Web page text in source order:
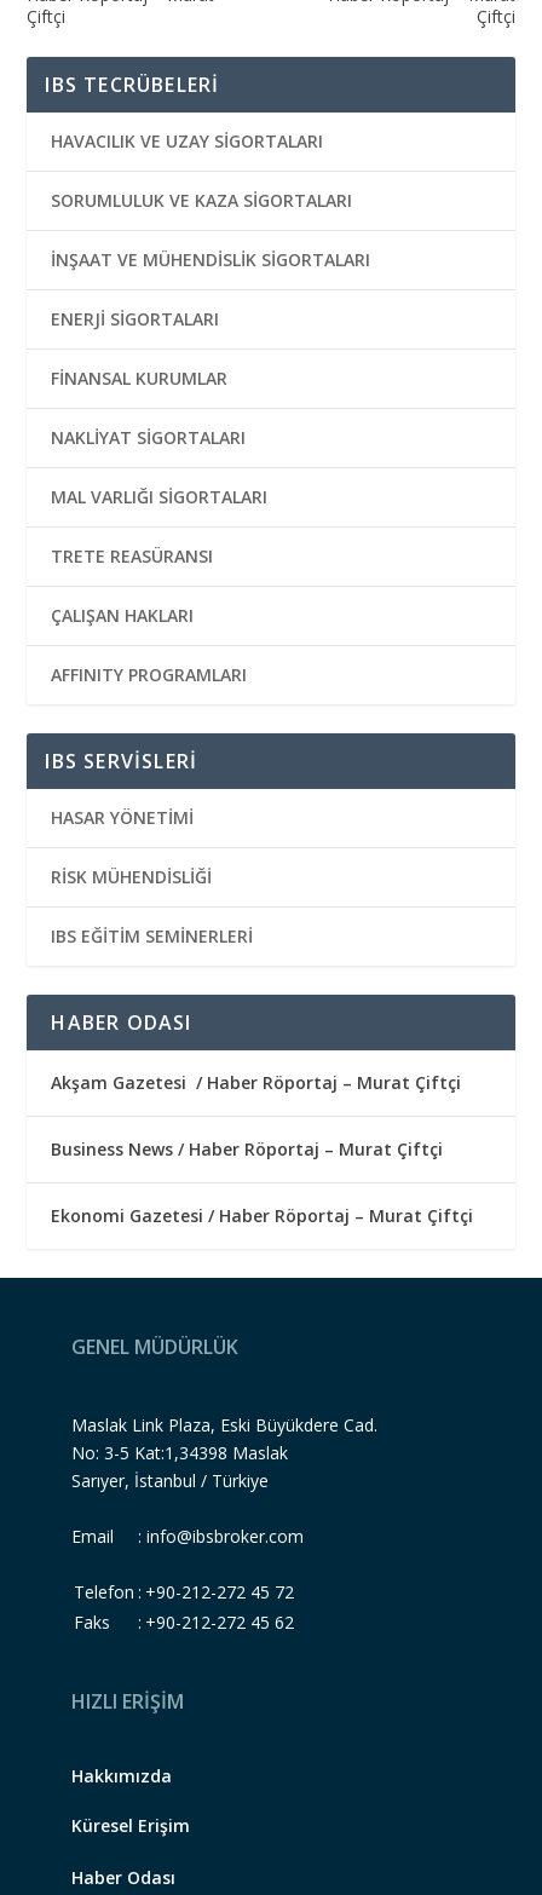
Çiftçi
Çiftçi
IBS TECRÜBELERİ
HAVACILIK VE UZAY SİGORTALARI
SORUMLULUK VE KAZA SİGORTALARI
İNŞAAT VE MÜHENDİSLİK SİGORTALARI
ENERJİ SİGORTALARI
FİNANSAL KURUMLAR
NAKLİYAT SİGORTALARI
MAL VARLIĞI SİGORTALARI
TRETE REASÜRANSI
ÇALIŞAN HAKLARI
AFFINITY PROGRAMLARI
IBS SERVİSLERİ
HASAR YÖNETİMİ
RİSK MÜHENDİSLİĞİ
IBS EĞİTİM SEMİNERLERİ
HABER ODASI
Akşam Gazetesi / Haber Röportaj – Murat Çiftçi
Business News / Haber Röportaj – Murat Çiftçi
Ekonomi Gazetesi / Haber Röportaj – Murat Çiftçi
GENEL MÜDÜRLÜK
Maslak Link Plaza, Eski Büyükdere Cad.
No: 3-5 Kat:1,34398 Maslak
Sarıyer, İstanbul / Türkiye
Email :info@ibsbroker.com
Telefon : +90-212-272 45 72
Faks
: +90-212-272 45 62
HIZLI ERİŞİM
Hakkımızda
Küresel Erişim
Haber Odası